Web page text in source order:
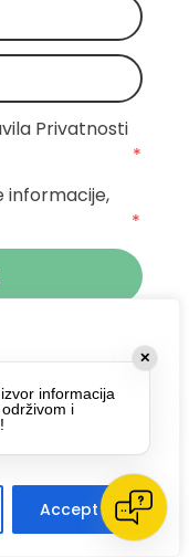
experience,
analyze our
to our use
Accept All
Privatnosti
*
informacije,
*
za
te se
✕
informacija
i